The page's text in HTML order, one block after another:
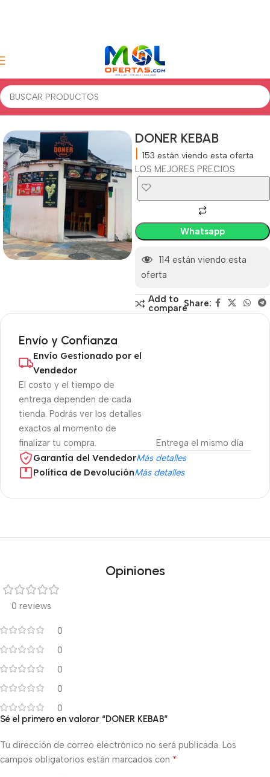
Inicio Ofertas del día
DONER KEBAB
153 están viendo esta oferta
LOS MEJORES PRECIOS
Whatsapp
114 están viendo esta
oferta
Add to
compareShare:
Envío y Confianza
Envío Gestionado por el
Vendedor
El costo y el tiempo de
entrega dependen de cada
tienda. Podrás ver los detalles
exactos al momento de
finalizar tu compra.
Entrega el mismo día
Garantía del VendedorMás detalles
Política de DevoluciónMás detalles
Ofertas inmejorables
Opiniones
0 reviews
0
0
0
0
0
Sé el primero en valorar “DONER KEBAB”
Tu dirección de correo electrónico no será publicada. Los
campos obligatorios están marcados con *